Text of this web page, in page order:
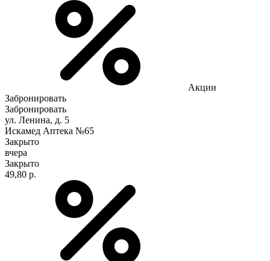
Акции
Забронировать
Забронировать
ул. Ленина, д. 5
Искамед Аптека №65
Закрыто
вчера
Закрыто
49,80 р.